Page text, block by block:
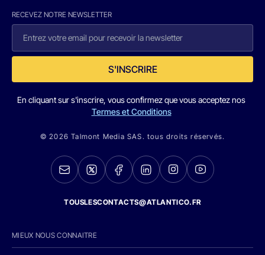
RECEVEZ NOTRE NEWSLETTER
S'INSCRIRE
En cliquant sur s'inscrire, vous confirmez que vous acceptez nos
Termes et Conditions
© 2026 Talmont Media SAS. tous droits réservés.
TOUSLESCONTACTS@ATLANTICO.FR
MIEUX NOUS CONNAITRE